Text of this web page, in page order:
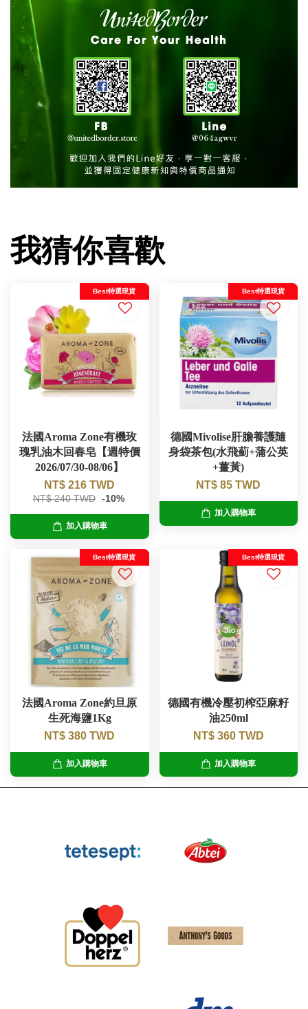
我猜你喜歡
Best特選現貨
法國Aroma Zone有機玫
瑰乳油木回春皂【週特價
2026/07/30-08/06】
NT$ 216 TWD
NT$ 240 TWD -10%
加入購物車
Best特選現貨
德國Mivolise肝膽養護隨
身袋茶包(水飛薊+蒲公英
+薑黃)
NT$ 85 TWD
加入購物車
Best特選現貨
法國Aroma Zone約旦原
生死海鹽1Kg
NT$ 380 TWD
加入購物車
Best特選現貨
德國有機冷壓初榨亞麻籽
油250ml
NT$ 360 TWD
加入購物車